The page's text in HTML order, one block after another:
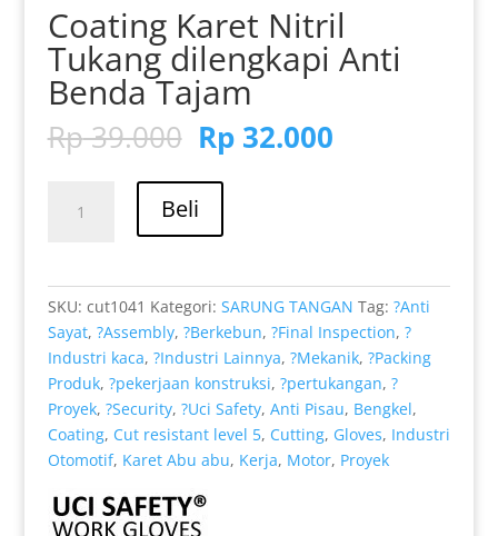
Coating Karet Nitril
Tukang dilengkapi Anti
Benda Tajam
Rp39.000 Harga
aslinya
adalah:
Rp 39.000.
Rp32.000Harga
Coating
Anti
Beli
SKU: cut1041 Kategori: SARUNG TANGAN Tag: ?Anti
Sayat, ?Assembly, ?Berkebun, ?Final Inspection, ?
Industri kaca, ?Industri Lainnya, ?Mekanik, ?Packing
Produk, ?pekerjaan konstruksi, ?pertukangan, ?
Proyek, ?Security, ?Uci Safety, Anti Pisau, Bengkel,
Coating, Cut resistant level 5, Cutting, Gloves, Industri
Otomotif, Karet Abu abu, Kerja, Motor, Proyek